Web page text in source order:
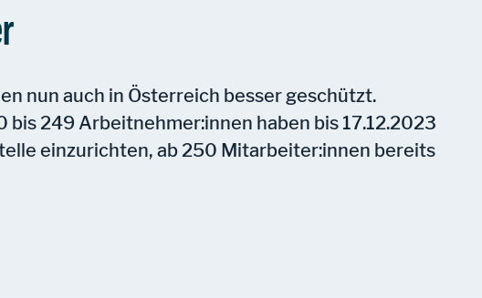
nun auch in Österreich besser geschützt.
bis 249 Arbeitnehmer:innen haben bis 17.12.2023
einzurichten, ab 250 Mitarbeiter:innen bereits